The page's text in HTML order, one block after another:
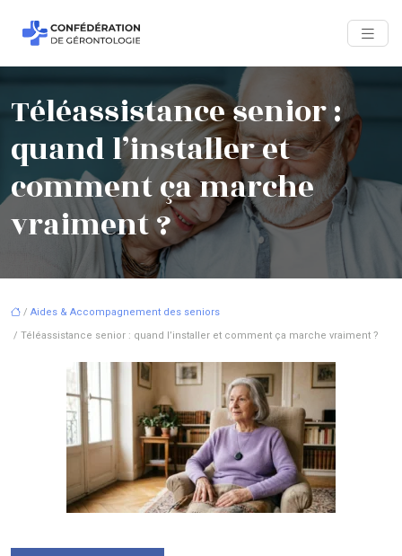
Téléassistance senior :
quand l’installer et
comment ça marche
vraiment ?
/ Aides & Accompagnement des seniors
/ Téléassistance senior : quand l’installer et comment ça marche vraiment ?